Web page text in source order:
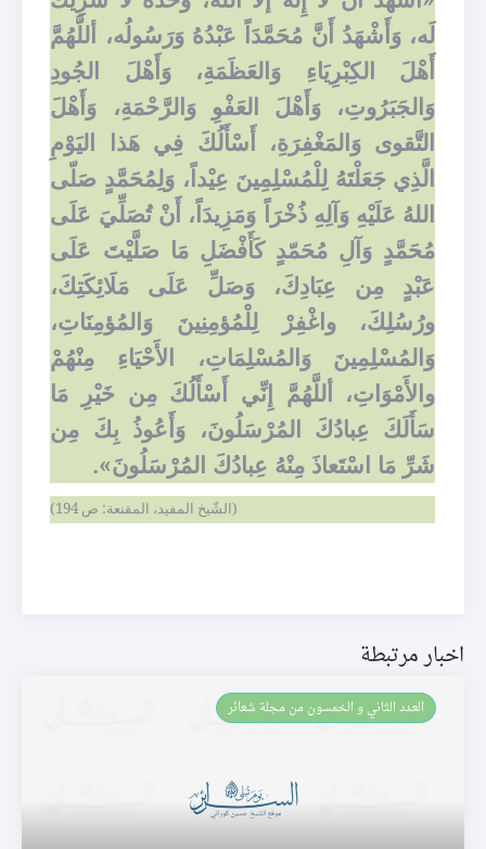
لَه، وَأَشْهَدُ أَنَّ مُحَمَّدَاً عَبْدُهُ وَرَسُولُه، أللَّهُمَّ
أَهْلَ الكِبْرِيَاءِ وَالعَظَمَةِ، وَأَهْلَ الجُودِ
وَالجَبَرُوتِ، وَأَهْلَ العَفْوِ وَالرَّحْمَةِ، وَأَهْلَ
التَّقوى وَالمَغْفِرَةِ، أَسْأَلُكَ فِي هَذا اليَوْمِ
الَّذِي جَعَلْتَهُ لِلْمُسْلِمِينَ عِيْداً، وَلِمُحَمَّدٍ صَلّى
اللهُ عَلَيْهِ وَآلِهِ ذُخْرَاً وَمَزِيدَاً، أَنْ تُصَلِّيَ عَلَى
مُحَمَّدٍ وَآلِ مُحَمّدٍ كَأَفْضَلِ مَا صَلَّيْتَ عَلَى
عَبْدٍ مِن عِبَادِكَ، وَصَلِّ عَلَى مَلَائِكَتِكَ،
ورُسُلِكَ، واغْفِرْ لِلْمُؤمِنِينَ وَالمُؤمِنَاتِ،
وَالمُسْلِمِينَ وَالمُسْلِمَاتِ، الأَحْيَاءِ مِنْهُمْ
والأَمْوَاتِ، أللَّهُمَّ إِنِّي أَسْأَلُكَ مِن خَيْرِ مَا
سَأَلَكَ عِبادُكَ المُرْسَلُونَ، وَأَعُوذُ بِكَ مِن
شَرِّ مَا اسْتَعاذَ مِنْهُ عِبادُكَ المُرْسَلُونَ».
(الشّيخ المفيد، المقنعة: ص 194)
اخبار مرتبطة
العـدد الثاني و الخمسون من مجلة شعائر